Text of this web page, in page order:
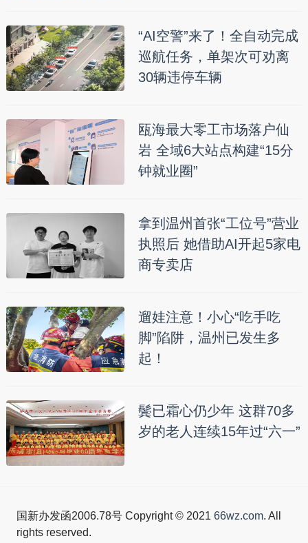
“AI空警”来了！全自动完成
巡航任务，单架次可劝离
30辆违停车辆
瓯海最大零工市场落户仙
岩 全域6大站点构建“15分
钟就业圈”
拿到温州首张“工位号”营业
执照后 她借助AI开起5家电
商专卖店
遛娃注意！小心“吃手吃
脚”陷阱，温州已发生多
起！
鬓已霜心仍少年 这群70多
岁的老人连续15年过“六一”
国新办发函2006.78号 Copyright © 2021 66wz.com. All
rights reserved.